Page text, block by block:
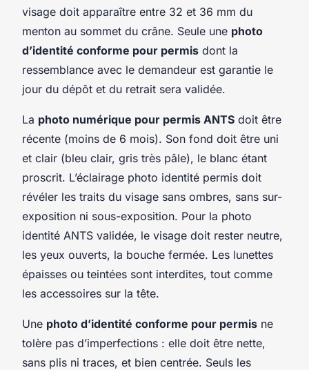
visage doit apparaître entre 32 et 36 mm du
menton au sommet du crâne. Seule une photo
d’identité conforme pour permis dont la
ressemblance avec le demandeur est garantie le
jour du dépôt et du retrait sera validée.
La photo numérique pour permis ANTS doit être
récente (moins de 6 mois). Son fond doit être uni
et clair (bleu clair, gris très pâle), le blanc étant
proscrit. L’éclairage photo identité permis doit
révéler les traits du visage sans ombres, sans sur-
exposition ni sous-exposition. Pour la photo
identité ANTS validée, le visage doit rester neutre,
les yeux ouverts, la bouche fermée. Les lunettes
épaisses ou teintées sont interdites, tout comme
les accessoires sur la tête.
Une photo d’identité conforme pour permis ne
tolère pas d’imperfections : elle doit être nette,
sans plis ni traces, et bien centrée. Seuls les